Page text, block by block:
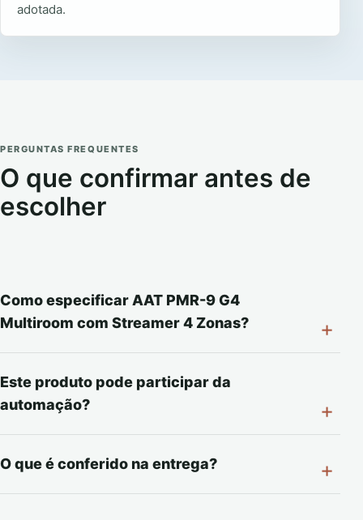
adotada.
PERGUNTAS FREQUENTES
O que confirmar antes de
escolher
Como especificar AAT PMR-9 G4
Multiroom com Streamer 4 Zonas?
Este produto pode participar da
automação?
O que é conferido na entrega?